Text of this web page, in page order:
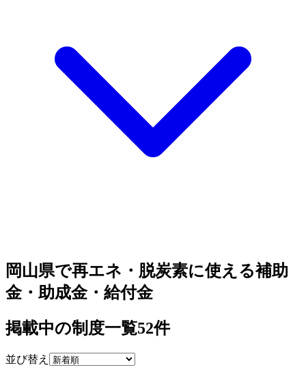
岡山県で再エネ・脱炭素に使える補助
金・助成金・給付金
掲載中の制度一覧52件
並び替え